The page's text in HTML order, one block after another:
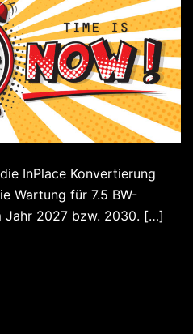
InPlace Konvertierung
Wartung für 7.5 BW-
Jahr 2027 bzw. 2030. […]